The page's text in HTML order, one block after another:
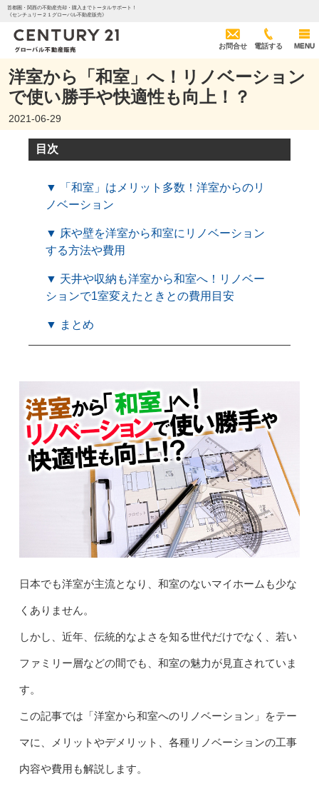
首都圏・関西の不動産売却・購入までトータルサポート！
《センチュリー２１グローバル不動産販売》
お問合せ 電話する MENU
洋室から「和室」へ！リノベーション
で使い勝手や快適性も向上！？
2021-06-29
目次
▼ 「和室」はメリット多数！洋室からのリ
ノベーション
▼ 床や壁を洋室から和室にリノベーション
する方法や費用
▼ 天井や収納も洋室から和室へ！リノベー
ションで1室変えたときとの費用目安
▼ まとめ
日本でも洋室が主流となり、和室のないマイホームも少な
くありません。
しかし、近年、伝統的なよさを知る世代だけでなく、若い
ファミリー層などの間でも、和室の魅力が見直されていま
す。
この記事では「洋室から和室へのリノベーション」をテー
マに、メリットやデメリット、各種リノベーションの工事
内容や費用も解説します。